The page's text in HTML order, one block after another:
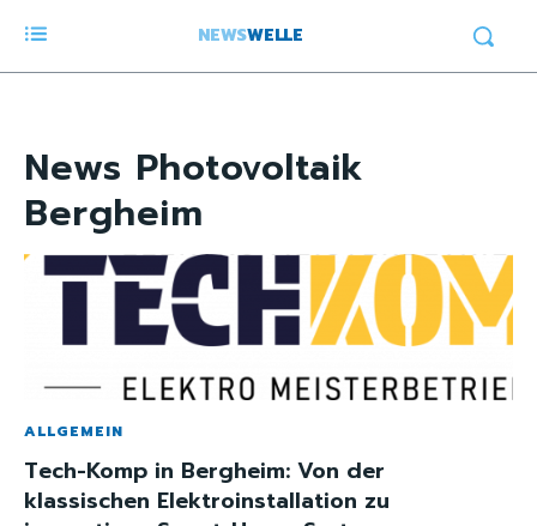
NEWSWELLE
News Photovoltaik
Bergheim
ALLGEMEIN
Tech-Komp in Bergheim: Von der
klassischen Elektroinstallation zu